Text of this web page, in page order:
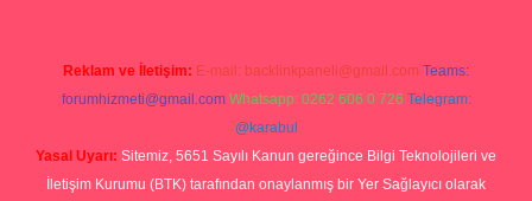
Reklam ve İletişim: E-mail: backlinkpaneli@gmail.com Teams:
forumhizmeti@gmail.com Whatsapp: 0262 606 0 726 Telegram:
@karabul
Yasal Uyarı: Sitemiz, 5651 Sayılı Kanun gereğince Bilgi Teknolojileri ve
İletişim Kurumu (BTK) tarafından onaylanmış bir Yer Sağlayıcı olarak